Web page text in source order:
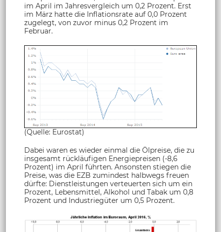
im April im Jahresvergleich um 0,2 Prozent. Erst
im März hatte die Inflationsrate auf 0,0 Prozent
zugelegt, von zuvor minus 0,2 Prozent im
Februar.
(Quelle: Eurostat)
Dabei waren es wieder einmal die Ölpreise, die zu
insgesamt rückläufigen Energiepreisen (-8,6
Prozent) im April führten. Ansonsten stiegen die
Preise, was die EZB zumindest halbwegs freuen
dürfte: Dienstleistungen verteuerten sich um ein
Prozent, Lebensmittel, Alkohol und Tabak um 0,8
Prozent und Industriegüter um 0,5 Prozent.